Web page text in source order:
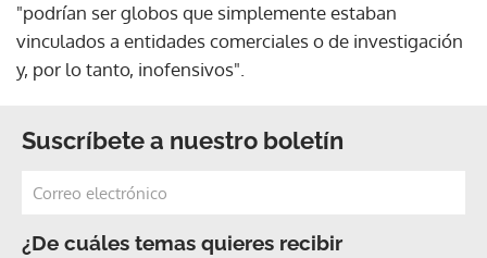
"podrían ser globos que simplemente estaban
vinculados a entidades comerciales o de investigación
y, por lo tanto, inofensivos".
Suscríbete a nuestro boletín
¿De cuáles temas quieres recibir